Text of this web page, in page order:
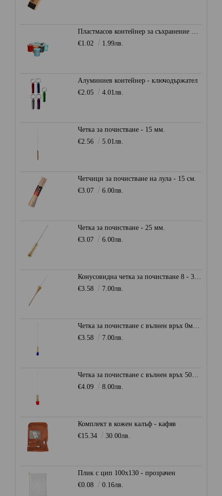
Пластмасов контейнер за съхранение Ø28мм. - Heisenberg
€1.02
1.99лв.
Алуминиев контейнер - ключодържател
€2.05
4.01лв.
Четка за почистване - 15 мм.
€2.56
5.01лв.
Четчици за почистване на лула - 15 см.
€3.07
6.00лв.
Четка за почистване - 25 мм.
€3.07
6.00лв.
Конусовидна четка за почистване 8 - 30 мм.
€3.58
7.00лв.
Четка за почистване с вълнен връх 0мм. - Синя
€3.58
7.00лв.
Четка за почистване с вълнен връх 50мм. - Червена
€4.09
8.00лв.
Комплект в кожен калъф - кафяв
€15.34
30.00лв.
Плик с цип 100х130 - прозрачен
€0.08
0.16лв.